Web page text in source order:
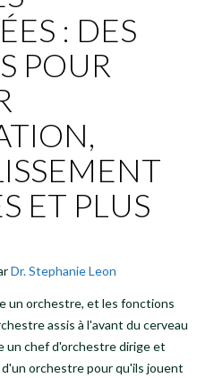
: DES
POUR
ET PLUS
Dr. Stephanie Leon
un orchestre, et les fonctions
assis à l'avant du cerveau
un chef d'orchestre dirige et
orchestre pour qu'ils jouent